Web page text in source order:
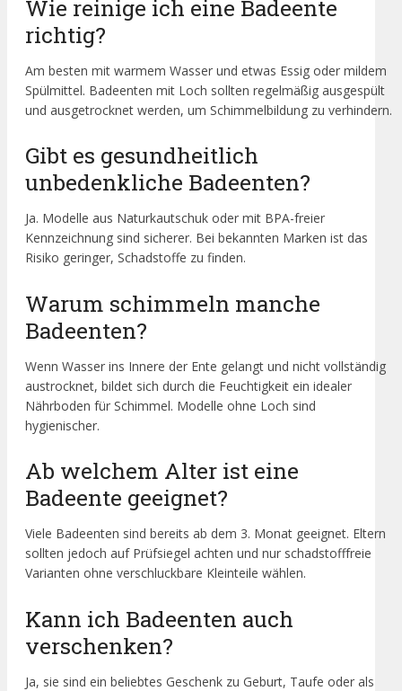
Wie reinige ich eine Badeente
richtig?
Am besten mit warmem Wasser und etwas Essig oder mildem
Spülmittel. Badeenten mit Loch sollten regelmäßig ausgespült
und ausgetrocknet werden, um Schimmelbildung zu verhindern.
Gibt es gesundheitlich
unbedenkliche Badeenten?
Ja. Modelle aus Naturkautschuk oder mit BPA-freier
Kennzeichnung sind sicherer. Bei bekannten Marken ist das
Risiko geringer, Schadstoffe zu finden.
Warum schimmeln manche
Badeenten?
Wenn Wasser ins Innere der Ente gelangt und nicht vollständig
austrocknet, bildet sich durch die Feuchtigkeit ein idealer
Nährboden für Schimmel. Modelle ohne Loch sind
hygienischer.
Ab welchem Alter ist eine
Badeente geeignet?
Viele Badeenten sind bereits ab dem 3. Monat geeignet. Eltern
sollten jedoch auf Prüfsiegel achten und nur schadstofffreie
Varianten ohne verschluckbare Kleinteile wählen.
Kann ich Badeenten auch
verschenken?
Ja, sie sind ein beliebtes Geschenk zu Geburt, Taufe oder als